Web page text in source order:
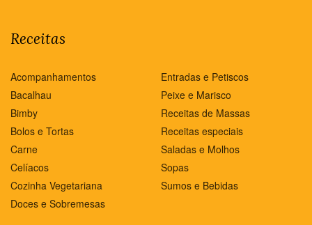
Receitas
Acompanhamentos
Bacalhau
Bimby
Bolos e Tortas
Carne
Celíacos
Cozinha Vegetariana
Doces e Sobremesas
Entradas e Petiscos
Peixe e Marisco
Receitas de Massas
Receitas especiais
Saladas e Molhos
Sopas
Sumos e Bebidas